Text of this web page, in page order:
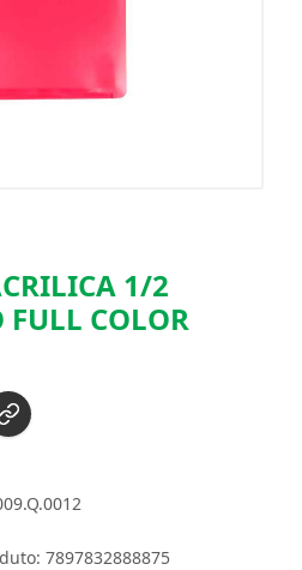
1/2
FULL COLOR
7897832888875